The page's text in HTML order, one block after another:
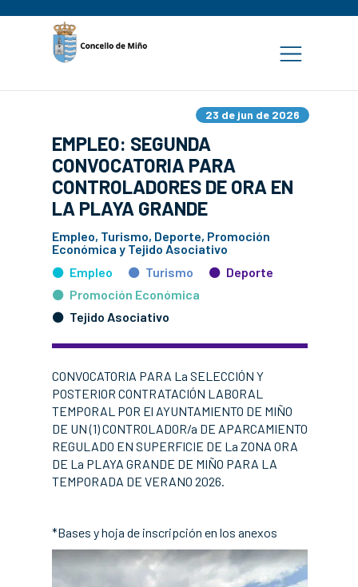
23 de jun de 2026
EMPLEO: SEGUNDA
CONVOCATORIA PARA
CONTROLADORES DE ORA EN
LA PLAYA GRANDE
Empleo, Turismo, Deporte, Promoción
Económica y Tejido Asociativo
Empleo
Turismo
Deporte
Promoción Económica
Tejido Asociativo
CONVOCATORIA PARA La SELECCIÓN Y
POSTERIOR CONTRATACIÓN LABORAL
TEMPORAL POR El AYUNTAMIENTO DE MIÑO
DE UN (1) CONTROLADOR/a DE APARCAMIENTO
REGULADO EN SUPERFICIE DE La ZONA ORA
DE La PLAYA GRANDE DE MIÑO PARA LA
TEMPORADA DE VERANO 2026.
*Bases y hoja de inscripción en los anexos